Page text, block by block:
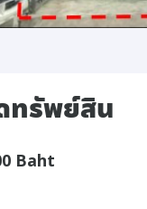
ทรัพย์สิน
Baht